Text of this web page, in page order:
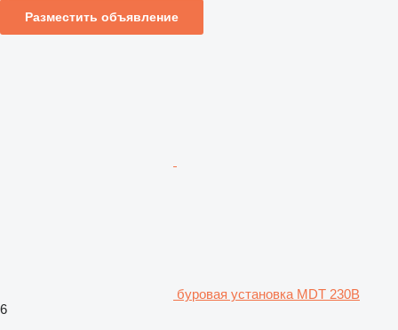
Разместить объявление
буровая установка MDT 230B
6